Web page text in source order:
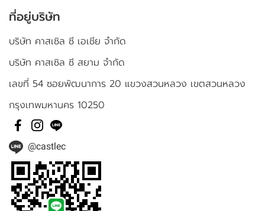
ที่อยู่บริษัท
บริษัท คาสเซิล ซี เอเชีย จำกัด
บริษัท คาสเซิล ซี สยาม จำกัด
เลขที่ 54 ซอยพัฒนาการ 20 แขวงสวนหลวง เขตสวนหลวง
กรุงเทพมหานคร 10250
@castlec